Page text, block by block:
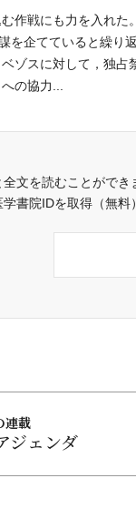
戦にも力を入れた
を企てていると繰り
ゾスに対して，独
の協力...
文を読むことができ
書院IDを取得（無料
連載
ジェンダ